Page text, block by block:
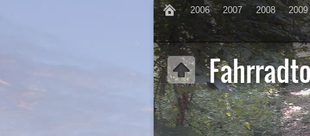
2006 2007 2008 2009